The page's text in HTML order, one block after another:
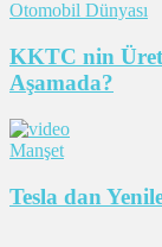
Otomobil Dünyası
KKTC nin
Aşamada?
Manşet
Tesla dan